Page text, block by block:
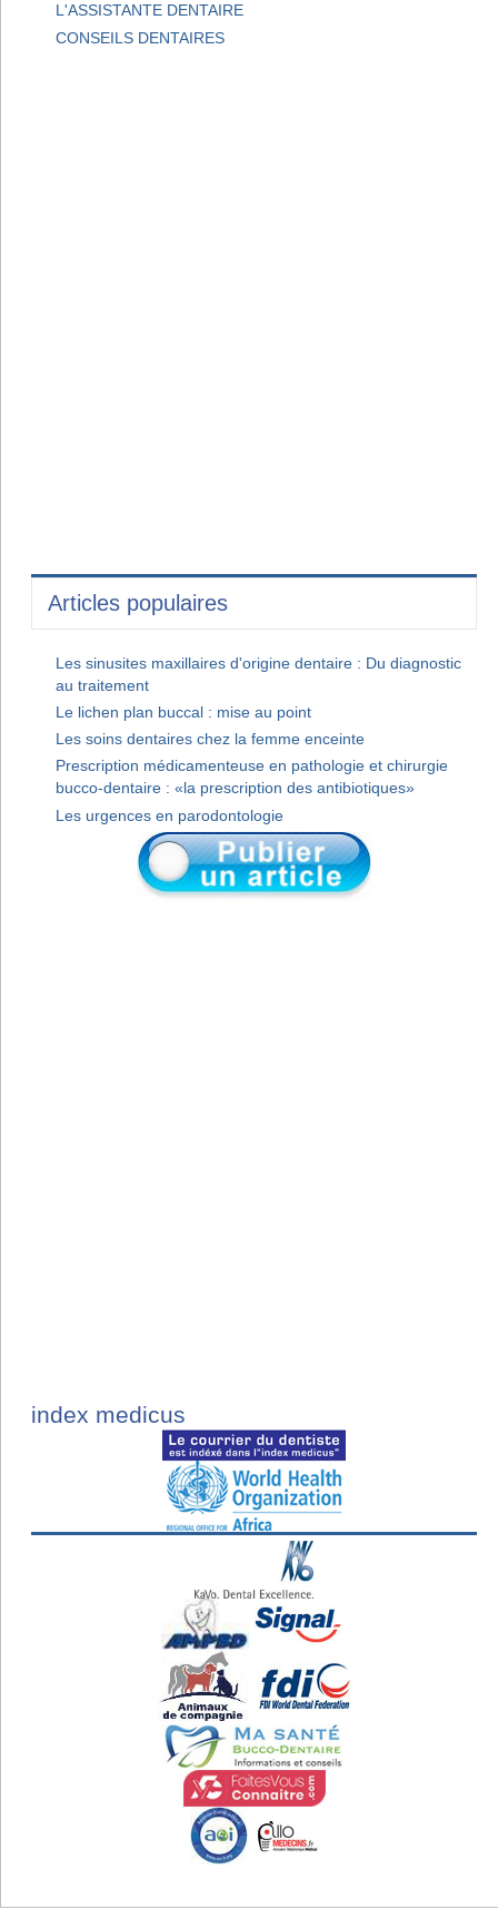
L'ASSISTANTE DENTAIRE
CONSEILS DENTAIRES
Articles populaires
Les sinusites maxillaires d'origine dentaire : Du diagnostic
au traitement
Le lichen plan buccal : mise au point
Les soins dentaires chez la femme enceinte
Prescription médicamenteuse en pathologie et chirurgie
bucco-dentaire : «la prescription des antibiotiques»
Les urgences en parodontologie
index medicus